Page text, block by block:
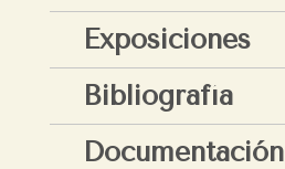
Exposiciones
Bibliografía
Documentación